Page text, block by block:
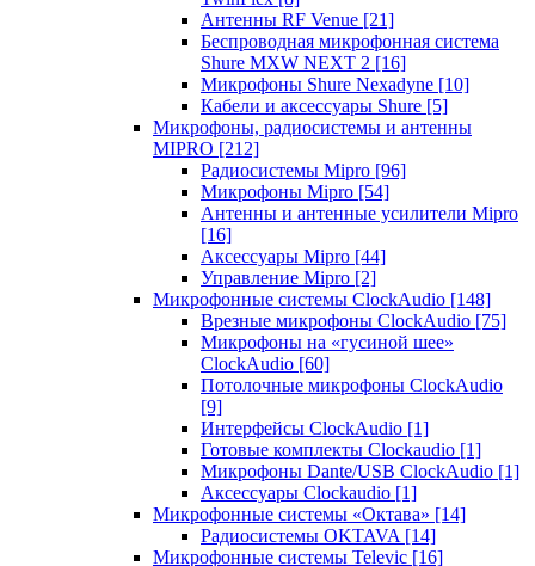
Антенны RF Venue [21]
Беспроводная микрофонная система
Shure MXW NEXT 2 [16]
Микрофоны Shure Nexadyne [10]
Кабели и аксессуары Shure [5]
Микрофоны, радиосистемы и антенны
MIPRO [212]
Радиосистемы Mipro [96]
Микрофоны Mipro [54]
Антенны и антенные усилители Mipro
[16]
Аксессуары Mipro [44]
Управление Mipro [2]
Микрофонные системы ClockAudio [148]
Врезные микрофоны ClockAudio [75]
Микрофоны на «гусиной шее»
ClockAudio [60]
Потолочные микрофоны ClockAudio
[9]
Интерфейсы ClockAudio [1]
Готовые комплекты Clockaudio [1]
Микрофоны Dante/USB ClockAudio [1]
Аксессуары Clockaudio [1]
Микрофонные системы «Октава» [14]
Радиосистемы OKTAVA [14]
Микрофонные системы Televic [16]